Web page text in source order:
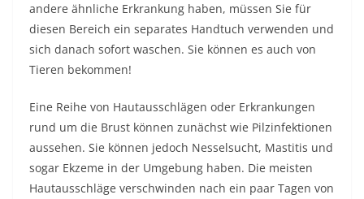
andere ähnliche Erkrankung haben, müssen Sie für
diesen Bereich ein separates Handtuch verwenden und
sich danach sofort waschen. Sie können es auch von
Tieren bekommen!
Eine Reihe von Hautausschlägen oder Erkrankungen
rund um die Brust können zunächst wie Pilzinfektionen
aussehen. Sie können jedoch Nesselsucht, Mastitis und
sogar Ekzeme in der Umgebung haben. Die meisten
Hautausschläge verschwinden nach ein paar Tagen von